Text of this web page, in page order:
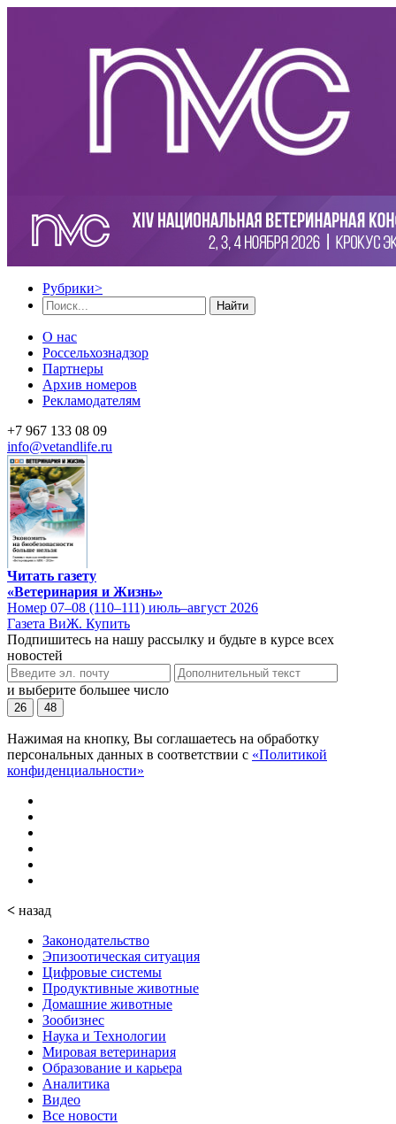
Рубрики>
Найти
О нас
Россельхознадзор
Партнеры
Архив номеров
Рекламодателям
+7 967 133 08 09
info@vetandlife.ru
Читать газету
«Ветеринария и Жизнь»
Номер 07–08 (110–111) июль–август 2026
Газета ВиЖ. Купить
Подпишитесь на нашу рассылку и будьте в курсе всех
новостей
и выберите большее число
26 48
Нажимая на кнопку, Вы соглашаетесь на обработку
персональных данных в соответствии с «Политикой
конфиденциальности»
< назад
Законодательство
Эпизоотическая ситуация
Цифровые системы
Продуктивные животные
Домашние животные
Зообизнес
Наука и Технологии
Мировая ветеринария
Образование и карьера
Аналитика
Видео
Все новости